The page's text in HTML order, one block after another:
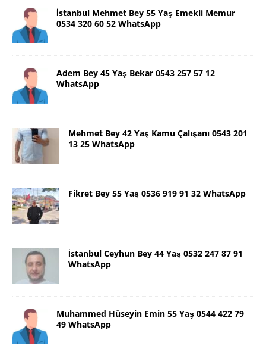
İstanbul Mehmet Bey 55 Yaş Emekli Memur
0534 320 60 52 WhatsApp
Adem Bey 45 Yaş Bekar 0543 257 57 12
WhatsApp
Mehmet Bey 42 Yaş Kamu Çalışanı 0543 201
13 25 WhatsApp
Fikret Bey 55 Yaş 0536 919 91 32 WhatsApp
İstanbul Ceyhun Bey 44 Yaş 0532 247 87 91
WhatsApp
Muhammed Hüseyin Emin 55 Yaş 0544 422 79
49 WhatsApp